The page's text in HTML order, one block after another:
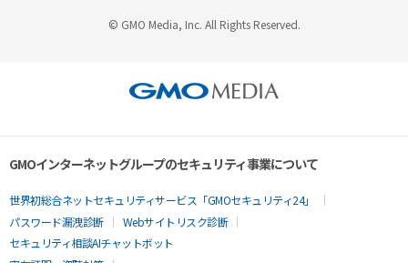
© GMO Media, Inc. All Rights Reserved.
GMOインターネットグループのセキュリティ事業について
世界初総合ネットセキュリティサービス「GMOセキュリティ24」
パスワード漏洩診断
Webサイトリスク診断
セキュリティ相談AIチャットボット